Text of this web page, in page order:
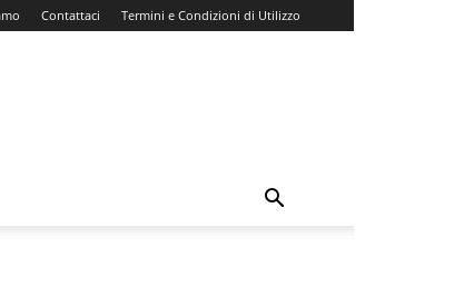
Contattaci Termini e Condizioni di Utilizzo